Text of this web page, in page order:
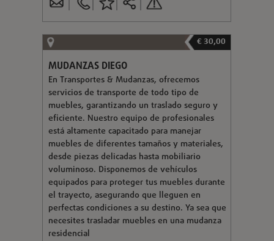
€ 30,00
MUDANZAS DIEGO
En Transportes & Mudanzas, ofrecemos
servicios de transporte de todo tipo de
muebles, garantizando un traslado seguro y
eficiente. Nuestro equipo de profesionales
está altamente capacitado para manejar
muebles de diferentes tamaños y materiales,
desde piezas delicadas hasta mobiliario
voluminoso. Disponemos de vehículos
equipados para proteger tus muebles durante
el trayecto, asegurando que lleguen en
perfectas condiciones a su destino. Ya sea que
necesites trasladar muebles en una mudanza
residencial